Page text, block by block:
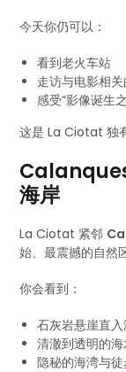
今天你仍可以：
看到老火车站
走访与电影相
感受“影像诞生
这是 La Ciotat 独
海岸
La Ciotat 紧邻
始、最震撼的自然
你会看到：
石灰岩悬崖直入
清澈到透明的
隐秘的海湾与